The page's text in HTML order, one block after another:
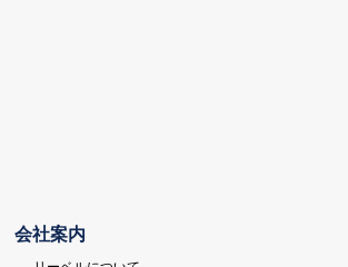
会社案内